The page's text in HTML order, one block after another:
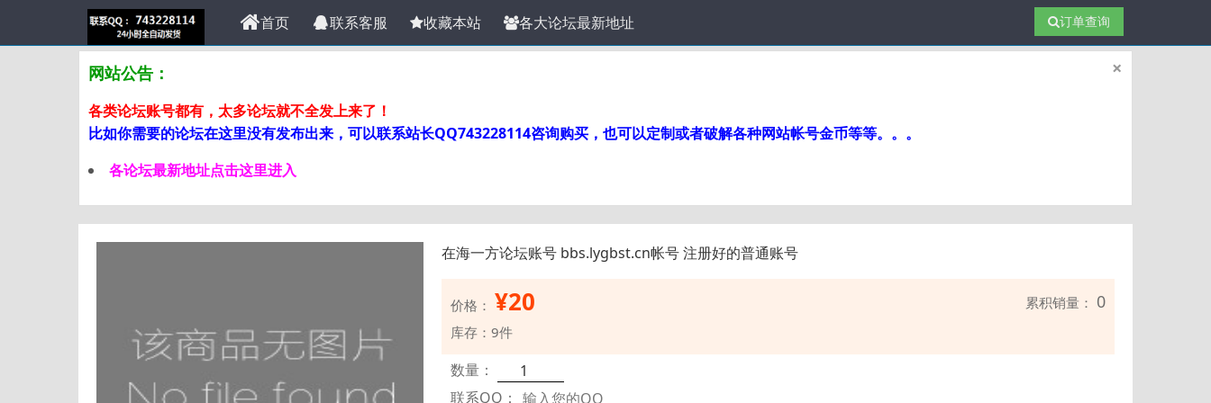
首页 联系客服 收藏本站 各大论坛最新地址 订单查询
×
网站公告：
各类论坛账号都有，太多论坛就不全发上来了！
比如你需要的论坛在这里没有发布出来，可以联系站长QQ743228114咨询购买，也可以定制或者破解各种网站帐号金币等等。。。
各论坛最新地址点击这里进入
在海一方论坛账号 bbs.lygbst.cn帐号 注册好的普通账号
价格： ¥20 累积销量： 0
库存：9件
数量：
联系QQ：